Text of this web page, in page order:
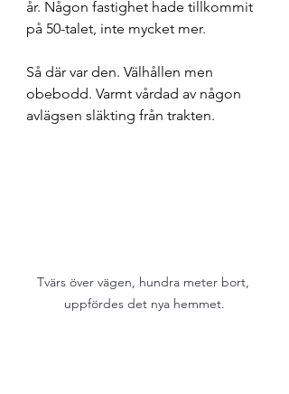
år. Någon fastighet hade tillkommit
på 50-talet, inte mycket mer.
Så där var den. Välhållen men
obebodd. Varmt vårdad av någon
avlägsen släkting från trakten.
Tvärs över vägen, hundra meter bort,
uppfördes det nya hemmet.